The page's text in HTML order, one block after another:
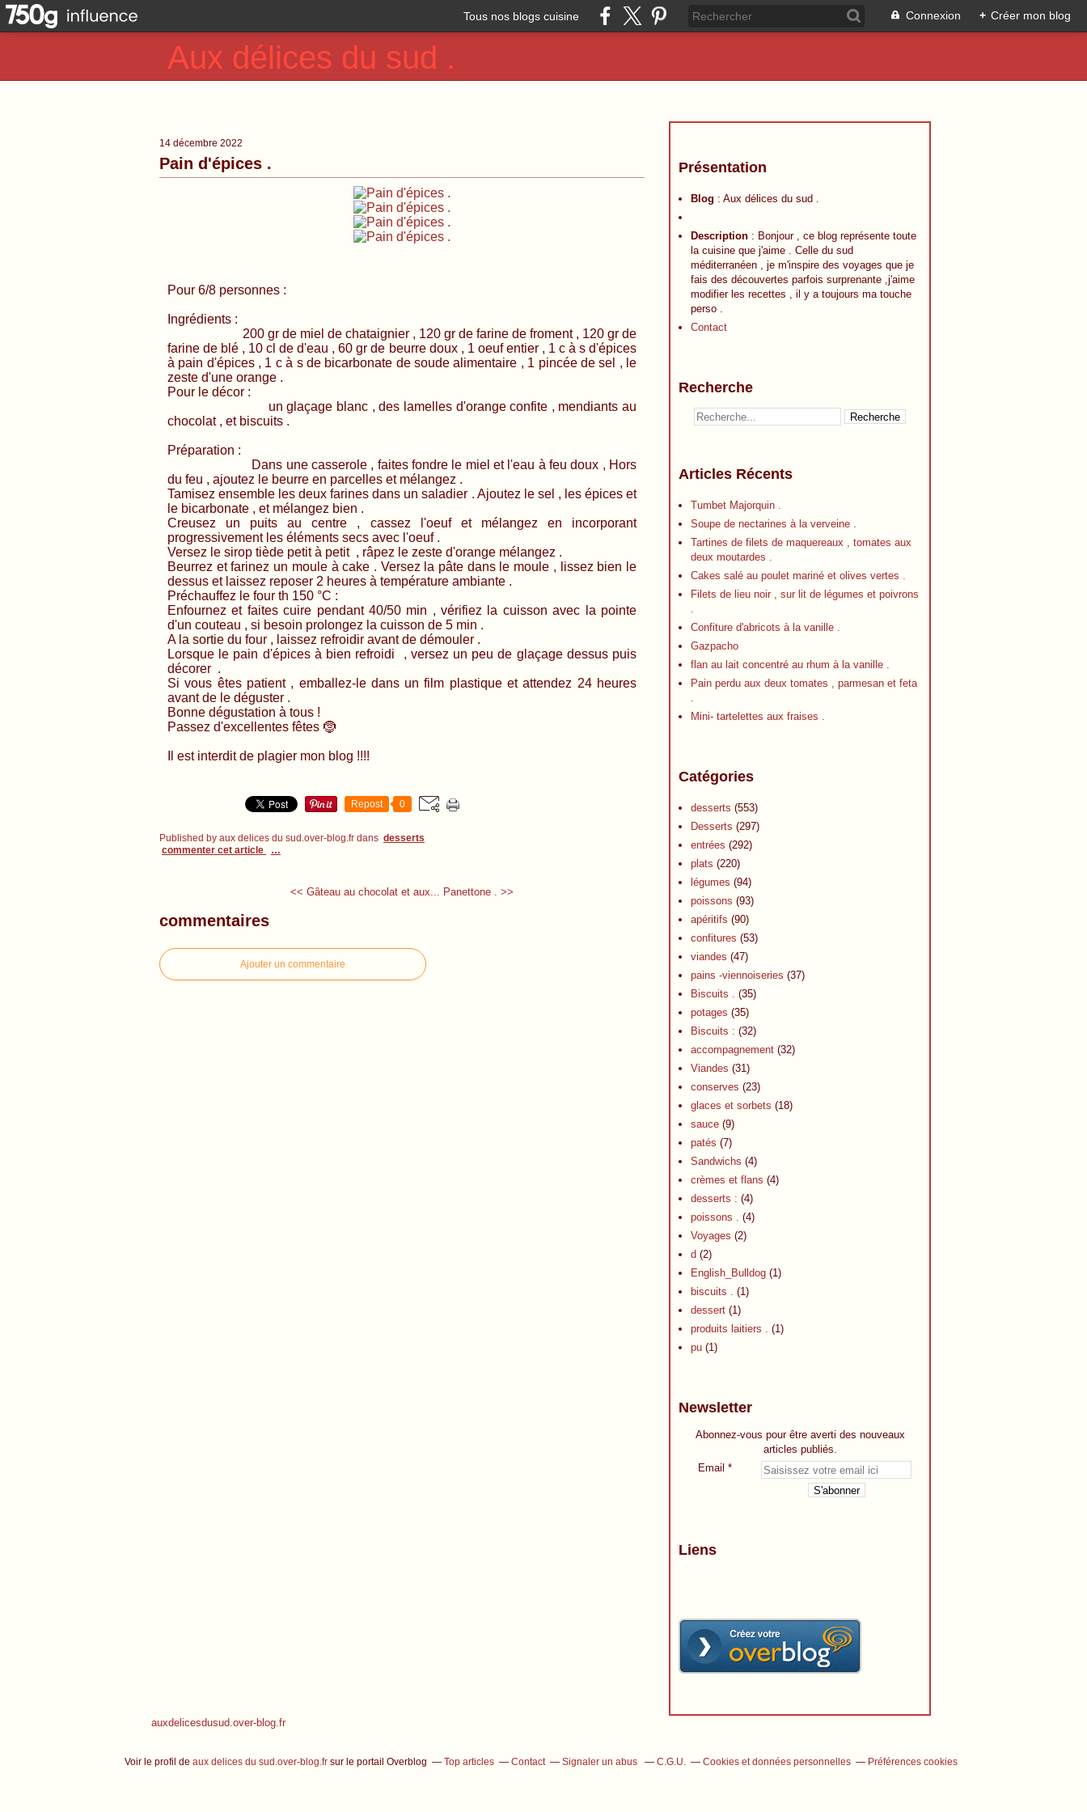
Tous nos blogs cuisine Connexion + Créer mon blog
Aux délices du sud .
14 décembre 2022
Pain d'épices .
Pour 6/8 personnes :
Ingrédients :
200 gr de miel de chataignier , 120 gr de farine de froment , 120 gr de
farine de blé , 10 cl de d'eau , 60 gr de beurre doux , 1 oeuf entier , 1 c à s d'épices
à pain d'épices , 1 c à s de bicarbonate de soude alimentaire , 1 pincée de sel , le
zeste d'une orange .
Pour le décor :
un glaçage blanc , des lamelles d'orange confite , mendiants au
chocolat , et biscuits .
Préparation :
Dans une casserole , faites fondre le miel et l'eau à feu doux , Hors
du feu , ajoutez le beurre en parcelles et mélangez .
Tamisez ensemble les deux farines dans un saladier . Ajoutez le sel , les épices et
le bicarbonate , et mélangez bien .
Creusez un puits au centre , cassez l'oeuf et mélangez en incorporant
progressivement les éléments secs avec l'oeuf .
Versez le sirop tiède petit à petit , râpez le zeste d'orange mélangez .
Beurrez et farinez un moule à cake . Versez la pâte dans le moule , lissez bien le
dessus et laissez reposer 2 heures à température ambiante .
Préchauffez le four th 150 °C :
Enfournez et faites cuire pendant 40/50 min , vérifiez la cuisson avec la pointe
d'un couteau , si besoin prolongez la cuisson de 5 min .
A la sortie du four , laissez refroidir avant de démouler .
Lorsque le pain d'épices à bien refroidi , versez un peu de glaçage dessus puis
décorer .
Si vous êtes patient , emballez-le dans un film plastique et attendez 24 heures
avant de le déguster .
Bonne dégustation à tous !
Passez d'excellentes fêtes 🤶
Il est interdit de plagier mon blog !!!!
Repost 0
Published by aux delices du sud.over-blog.fr dans desserts
commenter cet article
…
<< Gâteau au chocolat et aux... Panettone . >>
commentaires
Ajouter un commentaire
Présentation
Blog : Aux délices du sud .
Description : Bonjour , ce blog représente toute
la cuisine que j'aime . Celle du sud
méditerranéen , je m'inspire des voyages que je
fais des découvertes parfois surprenante ,j'aime
modifier les recettes , il y a toujours ma touche
perso .
Contact
Recherche
Articles Récents
Tumbet Majorquin .
Soupe de nectarines à la verveine .
Tartines de filets de maquereaux , tomates aux
deux moutardes .
Cakes salé au poulet mariné et olives vertes .
Filets de lieu noir , sur lit de légumes et poivrons
.
Confiture d'abricots à la vanille .
Gazpacho
flan au lait concentré au rhum à la vanille .
Pain perdu aux deux tomates , parmesan et feta
.
Mini- tartelettes aux fraises .
Catégories
desserts (553)
Desserts (297)
entrées (292)
plats (220)
légumes (94)
poissons (93)
apéritifs (90)
confitures (53)
viandes (47)
pains -viennoiseries (37)
Biscuits . (35)
potages (35)
Biscuits : (32)
accompagnement (32)
Viandes (31)
conserves (23)
glaces et sorbets (18)
sauce (9)
patés (7)
Sandwichs (4)
crèmes et flans (4)
desserts : (4)
poissons . (4)
Voyages (2)
d (2)
English_Bulldog (1)
biscuits . (1)
dessert (1)
produits laitiers . (1)
pu (1)
Newsletter
Abonnez-vous pour être averti des nouveaux
articles publiés.
Email
Liens
auxdelicesdusud.over-blog.fr
Voir le profil de aux delices du sud.over-blog.fr sur le portail Overblog Top articles Contact Signaler un abus C.G.U. Cookies et données personnelles Préférences cookies